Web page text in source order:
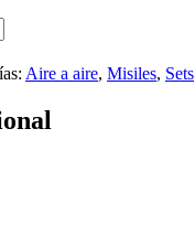
Aire a aire, Misiles, Sets